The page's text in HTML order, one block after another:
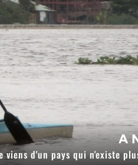
A
viens d'un pays qui n'existe